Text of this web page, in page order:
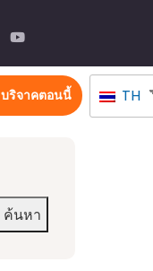
บริจาคตอนนี้ TH
ค้นหา